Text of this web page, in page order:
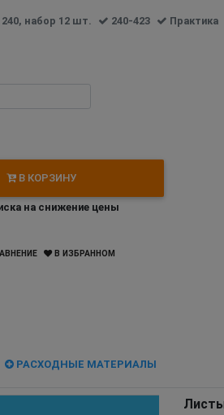
набор 12 шт. 240-423 Практика
В КОРЗИНУ
на снижение цены
В ИЗБРАННОМ
РАСХОДНЫЕ МАТЕРИАЛЫ